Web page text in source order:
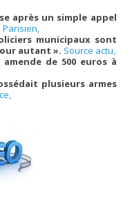
après un simple appel
Parisien,
municipaux sont
autant ». Source actu,
de 500 euros à
plusieurs armes